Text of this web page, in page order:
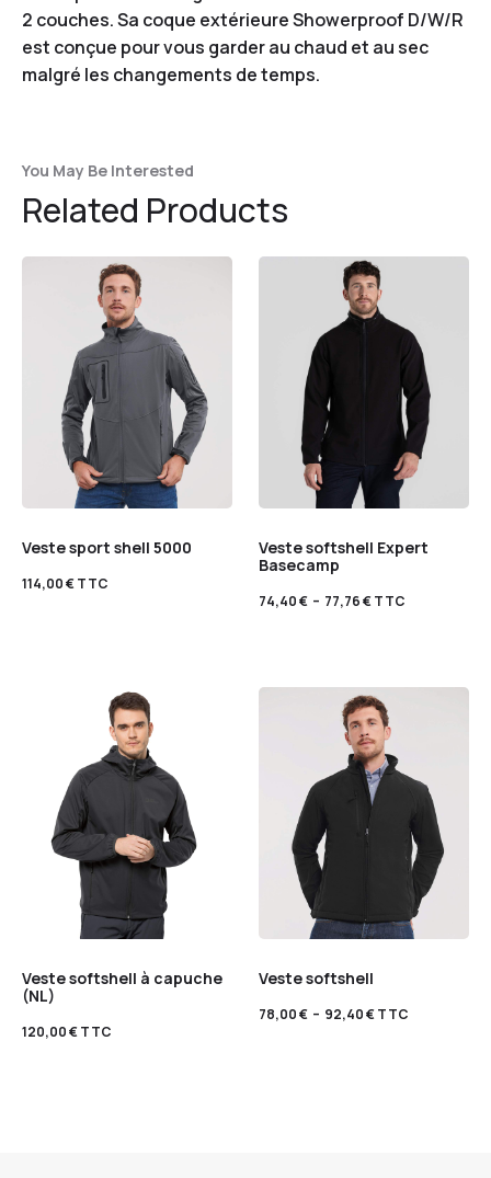
2 couches. Sa coque extérieure Showerproof D/W/R
est conçue pour vous garder au chaud et au sec
malgré les changements de temps.
You May Be Interested
Related Products
Veste sport shell 5000
114,00€TTC
Veste softshell Expert
Basecamp
74,40€ – 77,76€TTC
Veste softshell à capuche
(NL)
120,00€TTC
Veste softshell
78,00€ – 92,40€TTC